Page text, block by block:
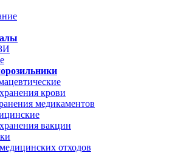
крови
медикаментов
вакцин
отходов